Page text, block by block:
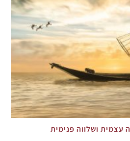
עצמית ושלווה פנימית